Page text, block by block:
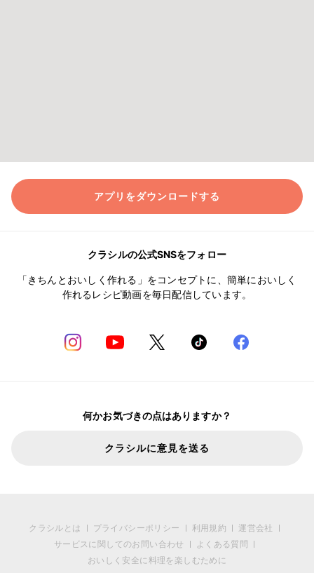
アプリをダウンロードする
クラシルの公式SNSをフォロー
「きちんとおいしく作れる」をコンセプトに、簡単においしく
作れるレシピ動画を毎日配信しています。
何かお気づきの点はありますか？
クラシルに意見を送る
クラシルとは プライバシーポリシー 利用規約
運営会社
サービスに関してのお問い合わせ
よくある質問
おいしく安全に料理を楽しむために